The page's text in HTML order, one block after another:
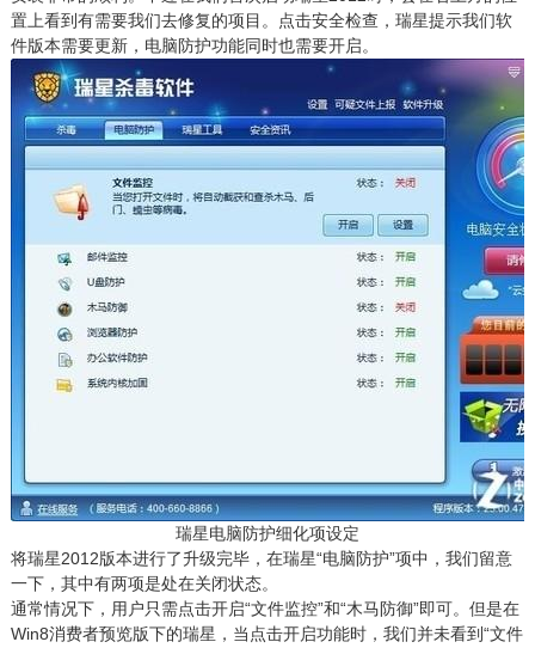
置上看到有需要我们去修复的项目。点击安全检查，瑞星提示我们软
件版本需要更新，电脑防护功能同时也需要开启。
瑞星电脑防护细化项设定
将瑞星2012版本进行了升级完毕，在瑞星“电脑防护”项中，我们留意
一下，其中有两项是处在关闭状态。
通常情况下，用户只需点击开启“文件监控”和“木马防御”即可。但是在
Win8消费者预览版下的瑞星，当点击开启功能时，我们并未看到“文件